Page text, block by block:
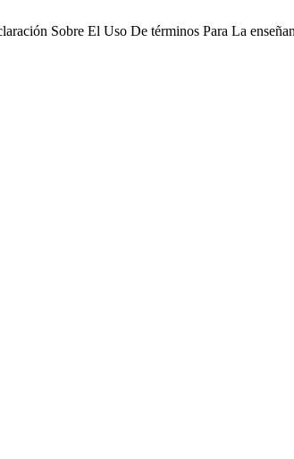
Sobre El Uso De términos Para La